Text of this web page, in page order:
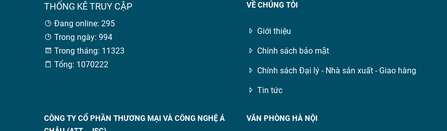
THỐNG KÊ TRUY CẬP
Đang online: 295
Trong ngày: 994
Trong tháng: 11323
Tổng: 1070222
VỀ CHÚNG TÔI
Giới thiệu
Chính sách bảo mật
Chính sách Đại lý - Nhà sản xuất - Giao hàng
Tin tức
CÔNG TY CỔ PHẦN THƯƠNG MẠI VÀ CÔNG NGHỆ Á
VĂN PHÒNG HÀ NỘI